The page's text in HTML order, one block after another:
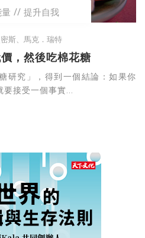
提升自我
斯、馬克．瑞特
，然後吃棉花糖
研究」，得到一個結論：如果你
要接受一個事實...